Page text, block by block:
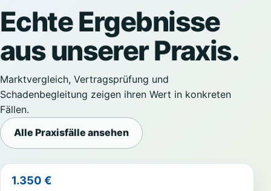
Echte Ergebnisse
aus unserer Praxis.
Marktvergleich, Vertragsprüfung und
Schadenbegleitung zeigen ihren Wert in konkreten
Fällen.
Alle Praxisfälle ansehen
1.350 €